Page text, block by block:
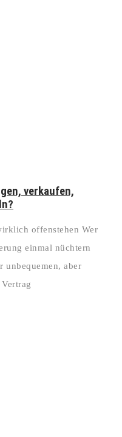
verkaufen,
offenstehen Wer
einmal nüchtern
unbequemen, aber